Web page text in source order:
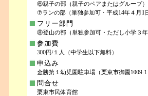
⑥親子の部（親子のペアまたはグループ）
⑦ランの部（単独参加可・平成14年４月1
フリー部門
⑧登山の部（単独参加可・ただし小学３
参加費
300円/１人（中学生以下無料）
申込み
金勝第１幼児園駐車場（栗東市御園1009-
問合せ
栗東市民体育館